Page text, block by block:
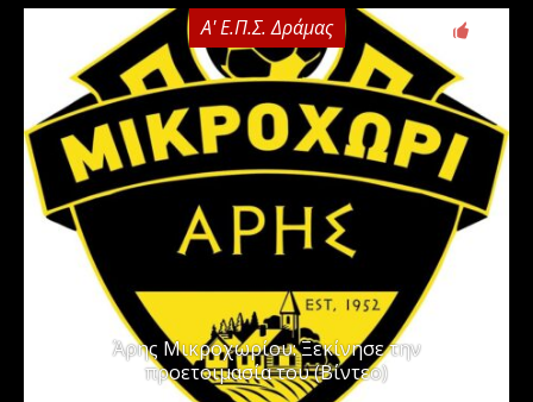
Α' Ε.Π.Σ. Δράμας
Άρης Μικροχωρίου: Ξεκίνησε την
προετοιμασία του (Βίντεο)